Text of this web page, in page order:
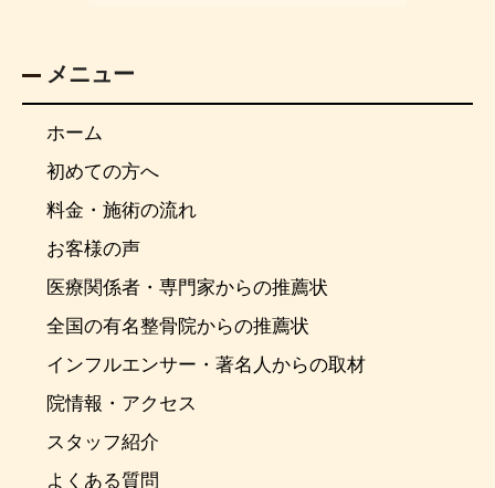
メニュー
ホーム
初めての方へ
料金・施術の流れ
お客様の声
医療関係者・専門家からの推薦状
全国の有名整骨院からの推薦状
インフルエンサー・著名人からの取材
院情報・アクセス
スタッフ紹介
よくある質問